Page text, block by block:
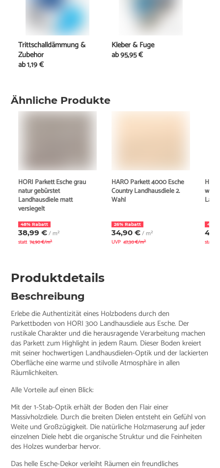
Ähnliche Produkte
HORI Parkett Esche grau
natur gebürstet
Landhausdiele matt
versiegelt
48% Rabatt
38,99 €/ m²
statt 74,90 €/m²
HARO Parkett 4000 Esche
Country Landhausdiele 2.
Wahl
26% Rabatt
34,90 €/ m²
UVP 47,30 €/m²
41%
statt
Produktdetails
Beschreibung
Erlebe die Authentizität eines Holzbodens durch den
Parkettboden von HORI 300 Landhausdiele aus Esche. Der
rustikale Charakter und die herausragende Verarbeitung machen
das Parkett zum Highlight in jedem Raum. Dieser Boden kreiert
mit seiner hochwertigen Landhausdielen-Optik und der lackierten
Oberfläche eine warme und stilvolle Atmosphäre in allen
Räumlichkeiten.
Alle Vorteile auf einen Blick:
Mit der 1-Stab-Optik erhält der Boden den Flair einer
Massivholzdiele. Durch die breiten Dielen entsteht ein Gefühl von
Weite und Großzügigkeit. Die natürliche Holzmaserung auf jeder
einzelnen Diele hebt die organische Struktur und die Feinheiten
des Holzes wunderbar hervor.
Das helle Esche-Dekor verleiht Räumen ein freundliches
Trittschalldämmung &
Zubehör
ab1,19 €
Kleber & Fuge
ab95,95 €